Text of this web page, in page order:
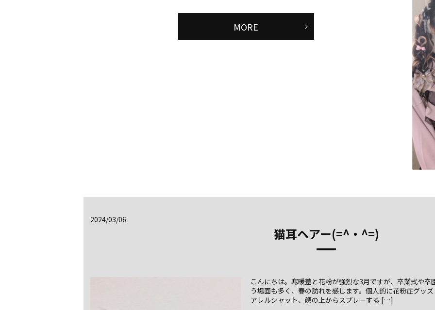
MORE
2024/03/06
猫耳ヘアー(=^・^=)
こんにちは。寒暖差と花粉が強烈な3月ですが、卒業式や
う場面も多く、春の訪れを感じます。個人的に花粉症グッ
アレルシャット、顔の上からスプレーする […]